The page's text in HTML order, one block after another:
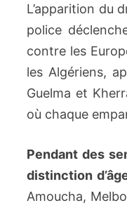
L’apparition du
police
contre les
les Algériens,
Guelma et
où chaque
Pendant des
distinction
Amoucha,